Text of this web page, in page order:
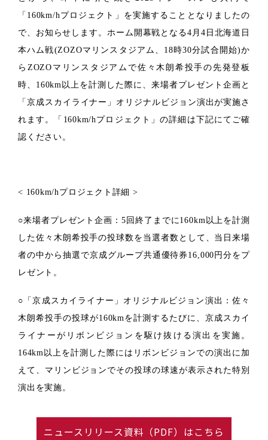
「160km/hプロジェクト」を実施することとなりましたの
で、お知らせします。ホーム開幕戦となる4月4日北海道日
本ハム戦(ZOZOマリンスタジアム、18時30分試合開始)か
らZOZOマリンスタジアムで佐々木朗希投手の先発登板
時、160km以上を計測した際に、来場者プレゼント企画と
「京成スカイライナー」オリジナルビジョン演出が実施さ
れます。「160km/hプロジェクト」の詳細は下記にてご確
認ください。
< 160km/hプロジェクト詳細 >
○来場者プレゼント企画：5回終了までに160km以上を計測
した佐々木朗希投手の投球数を当選者数として、当日来場
者の中から抽選で京成グループ共通優待券16,000円分をプ
レゼント。
○「京成スカイライナー」オリジナルビジョン演出：佐々
木朗希投手の投球が160kmを計測するたびに、京成スカイ
ライナーがリボンビジョンを駆け抜ける演出を実施。
164km以上を計測した際にはリボンビジョンでの演出に加
えて、マリンビジョンでその投球の球速が表示された特別
演出を実施。
ニュースリリース資料（PDF）はこちら